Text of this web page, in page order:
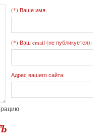
(*) Ваше имя:
(*) Ваш email (не публикуется):
Адрес вашего сайта: